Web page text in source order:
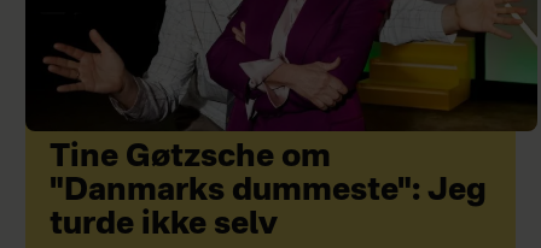
Tine Gøtzsche om
"Danmarks dummeste": Jeg
turde ikke selv